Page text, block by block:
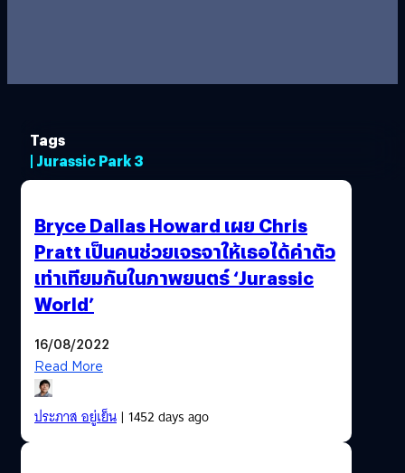
Tags
| Jurassic Park 3
Bryce Dallas Howard เผย Chris
Pratt เป็นคนช่วยเจรจาให้เธอได้ค่าตัว
เท่าเทียมกันในภาพยนตร์ ‘Jurassic
World’
16/08/2022
Read More
ประภาส อยู่เย็น| 1452 days ago